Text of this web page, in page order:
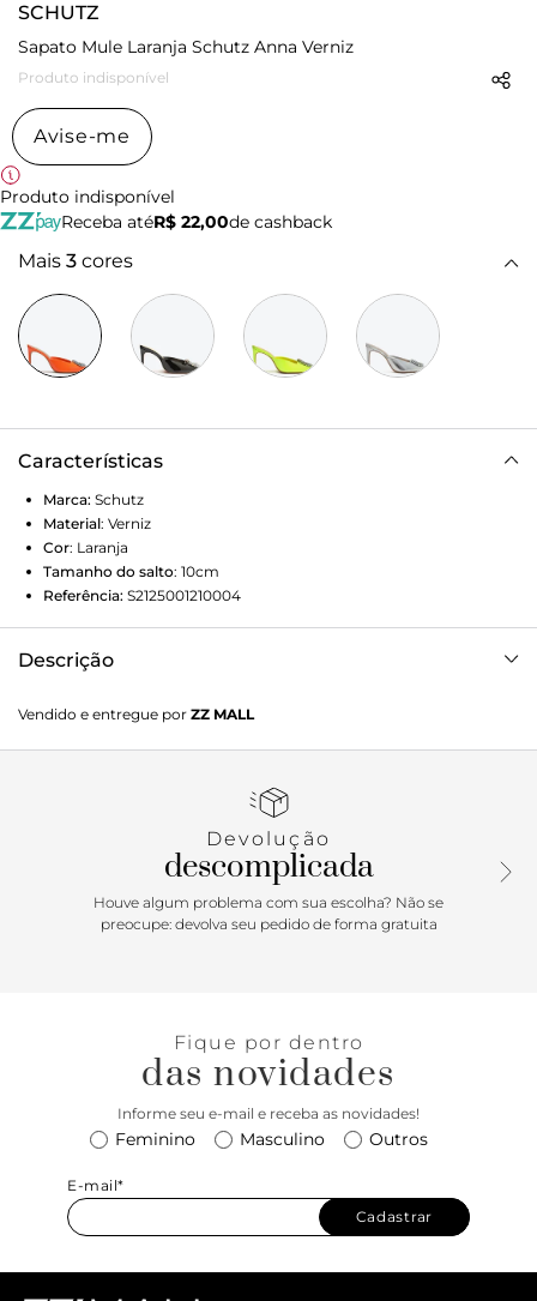
SCHUTZ
Sapato Mule Laranja Schutz Anna Verniz
Produto indisponível
Avise-me
Produto indisponível
Receba atéR$ 22,00de cashback
Mais 3 cores
Características
Marca: Schutz
Material: Verniz
Cor: Laranja
Tamanho do salto: 10cm
Referência: S2125001210004
Descrição
fechada de salto alto é simplesmente incrível. Com seu
material de verniz, ela esbanja sensualidade e um toque de
adorno de brilho no cabedal, que dá aquele toque de
Vendido e entregue por ZZ MALL
Devolução
descomplicada
Houve algum problema com sua escolha? Não se
preocupe: devolva seu pedido de forma gratuita
Fique por dentro
das novidades
Informe seu e-mail e receba as novidades!
Feminino Masculino Outros
E-mail*
Cadastrar